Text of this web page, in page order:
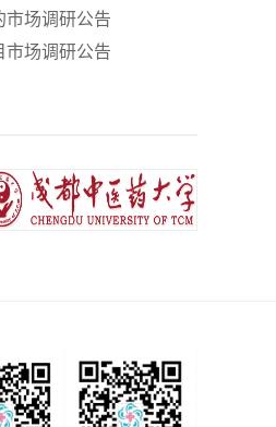
市场调研公告
市场调研公告